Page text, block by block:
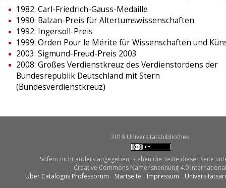
1982: Carl-Friedrich-Gauss-Medaille
1990: Balzan-Preis für Altertumswissenschaften
1992: Ingersoll-Preis
1999: Orden Pour le Mérite für Wissenschaften und
2003: Sigmund-Freud-Preis 2003
2008: Großes Verdienstkreuz des Verdienstordens der
Bundesrepublik Deutschland mit Stern
(Bundesverdienstkreuz)
2019 Universitätsbibliothek.
Sofern nicht anders angegeben, stehen die Texte dieser Seite
Creative Commons Namensnennung 4.0
Über Catalogus Professorum
Startseite Impressum